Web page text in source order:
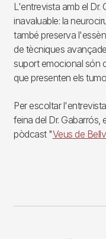
L'entrevista amb el Dr.
inavaluable: la
també preserva
de tècniques
suport emocional són
que presenten els
Per escoltar
feina del Dr. Gabarrós,
pòdcast "Veus de